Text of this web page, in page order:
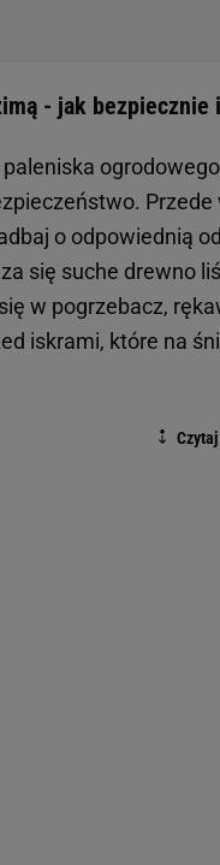
- jak
o odpowiednią
się suche drewno
w pogrzebacz,
iskrami, które na